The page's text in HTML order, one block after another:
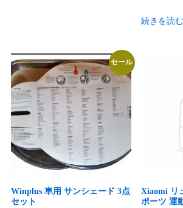
し
た。
で
す。
価
続きを読む
セール
Winplus 車用 サンシェード 3点
セット
Xiaomi リ
ポーツ 運